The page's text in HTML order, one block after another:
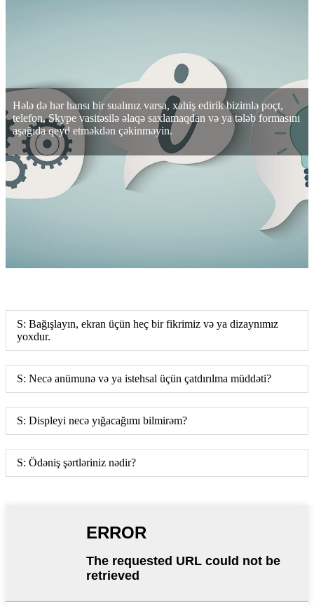
Hələ də hər hansı bir sualınız varsa, xahiş edirik bizimlə poçt,
telefon, Skype vasitəsilə əlaqə saxlamaqdan və ya tələb formasını
aşağıda qeyd etməkdən çəkinməyin.
S: Bağışlayın, ekran üçün heç bir fikrimiz və ya dizaynımız
yoxdur.
S: Necə anümunə və ya istehsal üçün çatdırılma müddəti?
S: Displeyi necə yığacağımı bilmirəm?
S: Ödəniş şərtləriniz nədir?